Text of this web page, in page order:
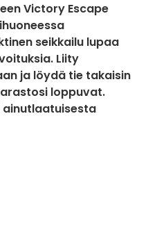
Victory Escape
seikkailu lupaa
Liity
ja löydä tie takaisin
loppuvat.
ainutlaatuisesta